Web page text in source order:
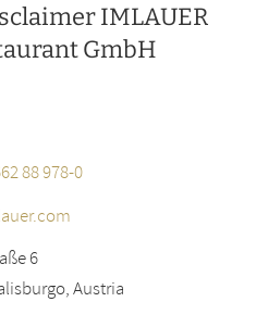
IMLAUER
GmbH
88 978-0
6
Austria